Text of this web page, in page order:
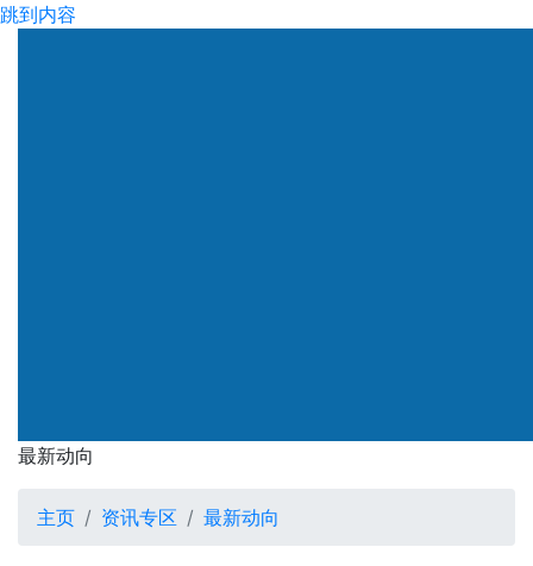
跳到内容
最新动向
最新动向
主页 资讯专区 最新动向